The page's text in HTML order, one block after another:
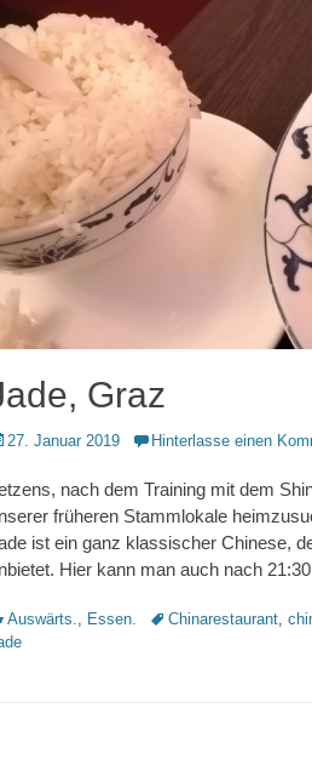
Graz
27. Januar 2019 Hinterlasse einen
nach dem Training mit dem
früheren Stammlokale
ist ein ganz klassischer Chinese,
Hier kann man auch nach 21:30
Auswärts. Essen. Schlagworte
Chinarestaurant